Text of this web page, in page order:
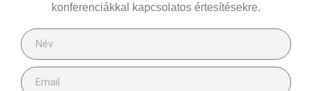
konferenciákkal kapcsolatos értesítésekre.